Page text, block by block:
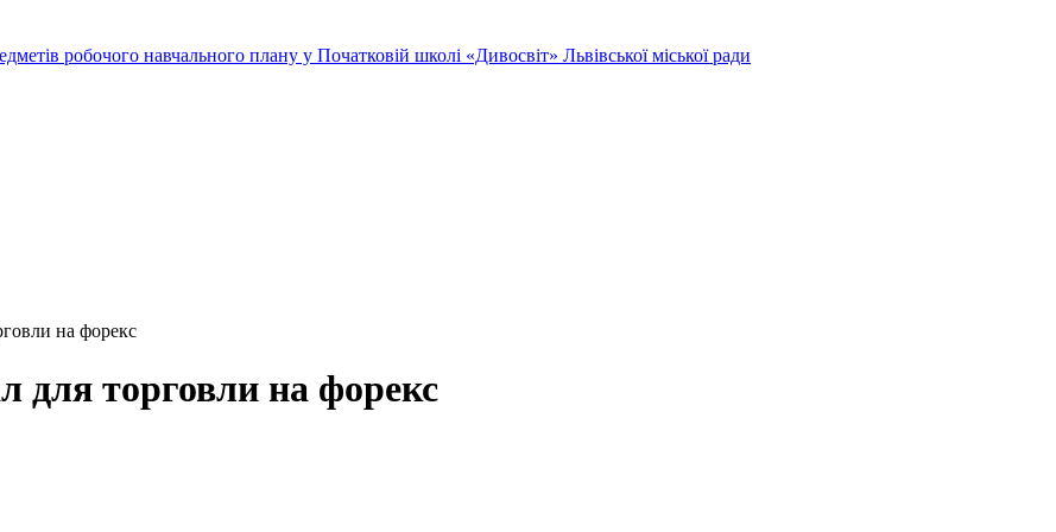
робочого навчального плану у Початковій школі «Дивосвіт» Львівської міської ради
на форекс
для торговли на форекс